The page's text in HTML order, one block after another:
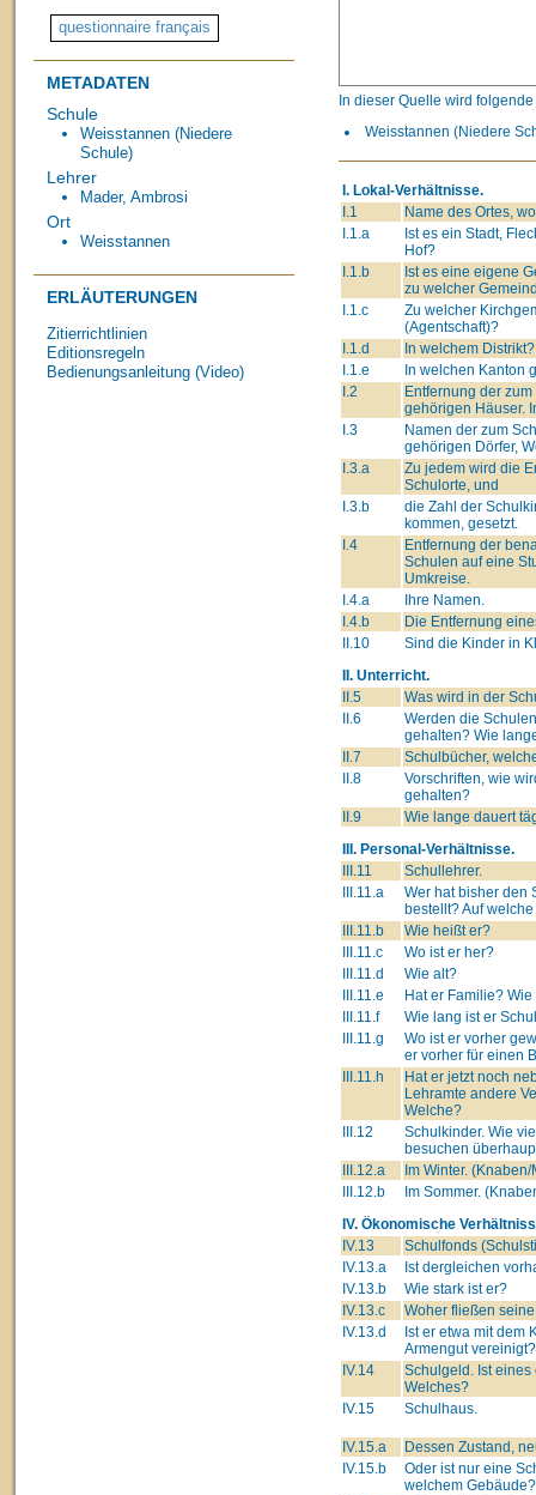
METADATEN
Schule
Weisstannen (Niedere
Schule)
Lehrer
Mader, Ambrosi
Ort
Weisstannen
ERLÄUTERUNGEN
Zitierrichtlinien
Editionsregeln
Bedienungsanleitung (Video)
In dieser Quelle wird
Weisstannen (Niedere
I. Lokal-Verhältnisse.
I.1
Name des Ortes,
I.1.a
Ist es ein Stadt,
Hof?
I.1.b
Ist es eine eigene
zu welcher
I.1.c
Zu welcher
(Agentschaft)?
I.1.d
In welchem Distrikt?
I.1.e
In welchen Kanton
I.2
Entfernung der
gehörigen Häuser.
I.3
Namen der zum
gehörigen Dörfer,
I.3.a
Zu jedem wird die
Schulorte, und
I.3.b
die Zahl der
kommen, gesetzt.
I.4
Entfernung der
Schulen auf eine
Umkreise.
I.4.a
Ihre Namen.
I.4.b
Die Entfernung
II.10
Sind die Kinder in
II. Unterricht.
II.5
Was wird in der
II.6
Werden die
gehalten? Wie
II.7
Schulbücher,
II.8
Vorschriften, wie
gehalten?
II.9
Wie lange dauert
III. Personal-Verhältnisse.
III.11
Schullehrer.
III.11.a
Wer hat bisher den
bestellt? Auf
III.11.b
Wie heißt er?
III.11.c
Wo ist er her?
III.11.d
Wie alt?
III.11.e
Hat er Familie?
III.11.f
Wie lang ist er
III.11.g
Wo ist er vorher
er vorher für einen
III.11.h
Hat er jetzt noch
Lehramte andere
Welche?
III.12
Schulkinder. Wie
besuchen
III.12.a
Im Winter.
III.12.b
Im Sommer.
IV. Ökonomische
IV.13
Schulfonds
IV.13.a
Ist dergleichen
IV.13.b
Wie stark ist er?
IV.13.c
Woher fließen
IV.13.d
Ist er etwa mit dem
Armengut vereinigt?
IV.14
Schulgeld. Ist eines
Welches?
IV.15
Schulhaus.
IV.15.a
Dessen Zustand,
IV.15.b
Oder ist nur eine
welchem Gebäude?